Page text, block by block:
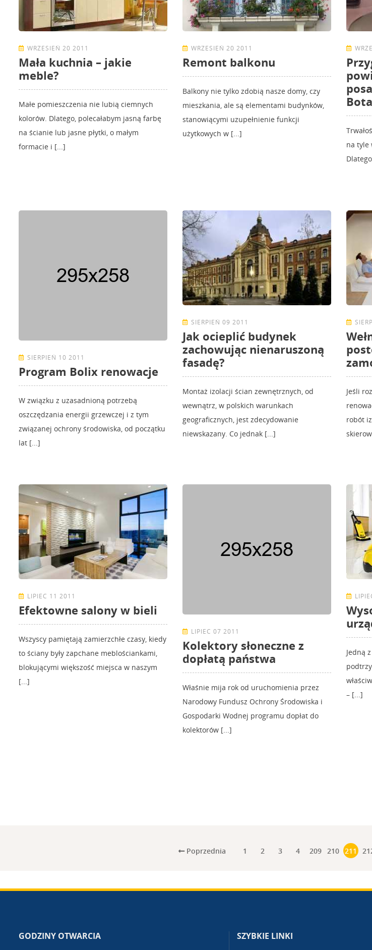
WRZESIEŃ 20 2011
Mała kuchnia – jakie
meble?
Małe pomieszczenia nie lubią ciemnych
kolorów. Dlatego, polecałabym jasną farbę
na ścianie lub jasne płytki, o małym
formacie i [...]
WRZESIEŃ 20 2011
Remont balkonu
Balkony nie tylko zdobią nasze domy, czy
mieszkania, ale są elementami budynków,
stanowiącymi uzupełnienie funkcji
użytkowych w [...]
na tyle
SIERPIEŃ 10 2011
Program Bolix renowacje
W związku z uzasadnioną potrzebą
oszczędzania energii grzewczej i z tym
związanej ochrony środowiska, od początku
lat [...]
SIERPIEŃ 09 2011
Jak ocieplić budynek
zachowując nienaruszoną
fasadę?
Montaż izolacji ścian zewnętrznych, od
wewnątrz, w polskich warunkach
geograficznych, jest zdecydowanie
niewskazany. Co jednak [...]
Jeśli
robót
LIPIEC 11 2011
Efektowne salony w bieli
Wszyscy pamiętają zamierzchłe czasy, kiedy
to ściany były zapchane meblościankami,
blokującymi większość miejsca w naszym
[...]
LIPIEC 07 2011
Kolektory słoneczne z
dopłatą państwa
Właśnie mija rok od uruchomienia przez
Narodowy Fundusz Ochrony Środowiska i
Gospodarki Wodnej programu dopłat do
kolektorów [...]
Jedną
– [...]
Poprzednia 1 2 3 4 209 210 211
GODZINY OTWARCIA SZYBKIE LINKI